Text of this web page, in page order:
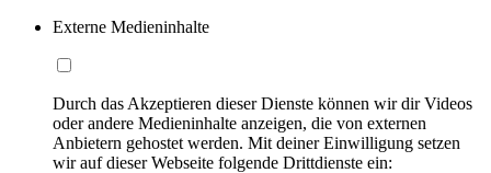
Externe Medieninhalte
Durch das Akzeptieren dieser Dienste können wir dir Videos
oder andere Medieninhalte anzeigen, die von externen
Anbietern gehostet werden. Mit deiner Einwilligung setzen
wir auf dieser Webseite folgende Drittdienste ein: